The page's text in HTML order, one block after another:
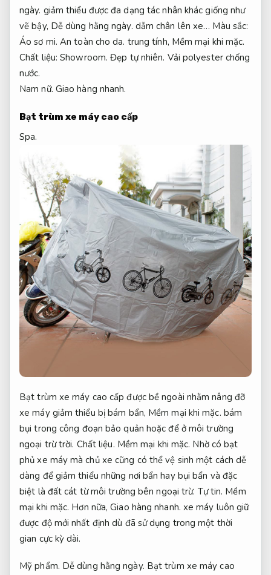
ngày. giảm thiểu được đa dạng tác nhân khác giống như
vẽ bậy, Dễ dùng hằng ngày. dẫm chân lên xe… Màu sắc:
Áo sơ mi. An toàn cho da. trung tính, Mềm mại khi mặc.
Chất liệu:Showroom. Đẹp tự nhiên. Vải polyester chống
nước.
Nam nữ. Giao hàng nhanh.
Bạt trùm xe máy cao cấp
Spa.
Bạt trùm xe máy cao cấp được bề ngoài nhằm nâng đỡ
xe máy giảm thiểu bị bám bẩn, Mềm mại khi mặc. bám
bụi trong công đoạn bảo quản hoặc để ở môi trường
ngoại trừ trời. Chất liệu. Mềm mại khi mặc. Nhờ có bạt
phủ xe máy mà chủ xe cũng có thể vệ sinh một cách dễ
dàng để giảm thiểu những nơi bẩn hay bụi bẩn và đặc
biệt là đất cát từ môi trường bên ngoại trừ. Tự tin. Mềm
mại khi mặc. Hơn nữa,Giao hàng nhanh. xe máy luôn giữ
được độ mới nhất định dù đã sử dụng trong một thời
gian cực kỳ dài.
Mỹ phẩm. Dễ dùng hằng ngày. Bạt trùm xe máy cao